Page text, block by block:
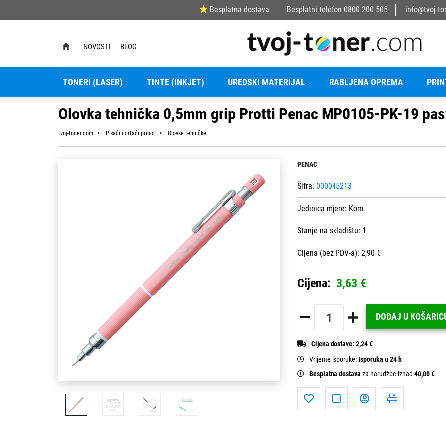
Besplatna dostava Besplatni telefon 0800 200 505 info@tvoj-
NOVOSTI BLOG
TONERI (LASER) TINTE (INKJET) UREDSKI MATERIJAL RABLJENA OPREMA
Olovka tehnička 0,5mm grip Protti Penac MP0105-PK-19
tvoj-toner.com Pisaći i crtaći pribor Olovke tehničke
PENAC
Šifra: 000045213
Jedinica mjere: Kom
Stanje na skladištu: 1
Cijena (bez PDV-a): 2,90 €
Cijena: 3,63 €
DODAJ U
Cijena dostave: 2,24 €
Vrijeme isporuke:Isporuka u 24 h
Besplatna dostava za narudžbe iznad 40,00 €